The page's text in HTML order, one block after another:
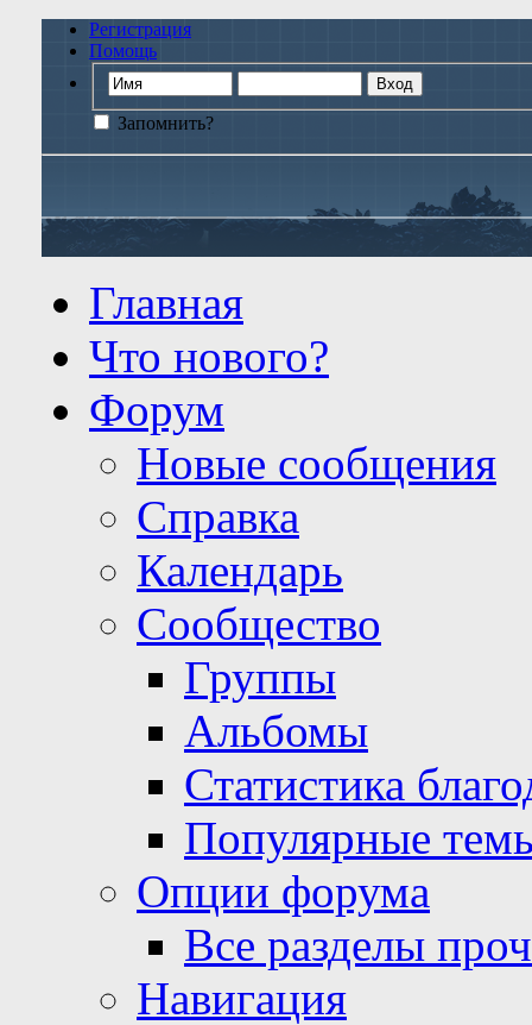
Регистрация
Помощь
Запомнить?
Главная
Что нового?
Форум
Новые сообщения
Справка
Календарь
Сообщество
Группы
Альбомы
Статистика
Популярные
Опции форума
Все разделы
Навигация